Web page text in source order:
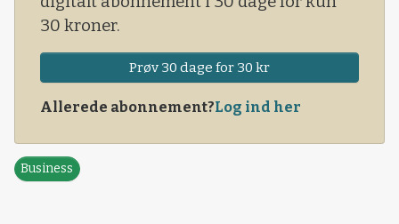
30 kroner.
Prøv 30 dage for 30 kr
Allerede abonnement?Log ind her
Business